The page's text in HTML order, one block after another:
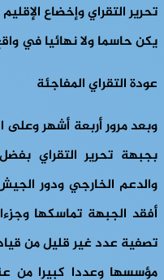
تحرير التقراي وإخضاع
يكن حاسما ولا نهائيا في
عودة التقراي المفاجئة
وبعد مرور أربعة أشهر وعلى
بجبهة تحرير التقراي
والدعم الخارجي ودور
أفقد الجبهة تماسكها
تصفية عدد غير قليل من
مؤسسها وعددا كبيرا من